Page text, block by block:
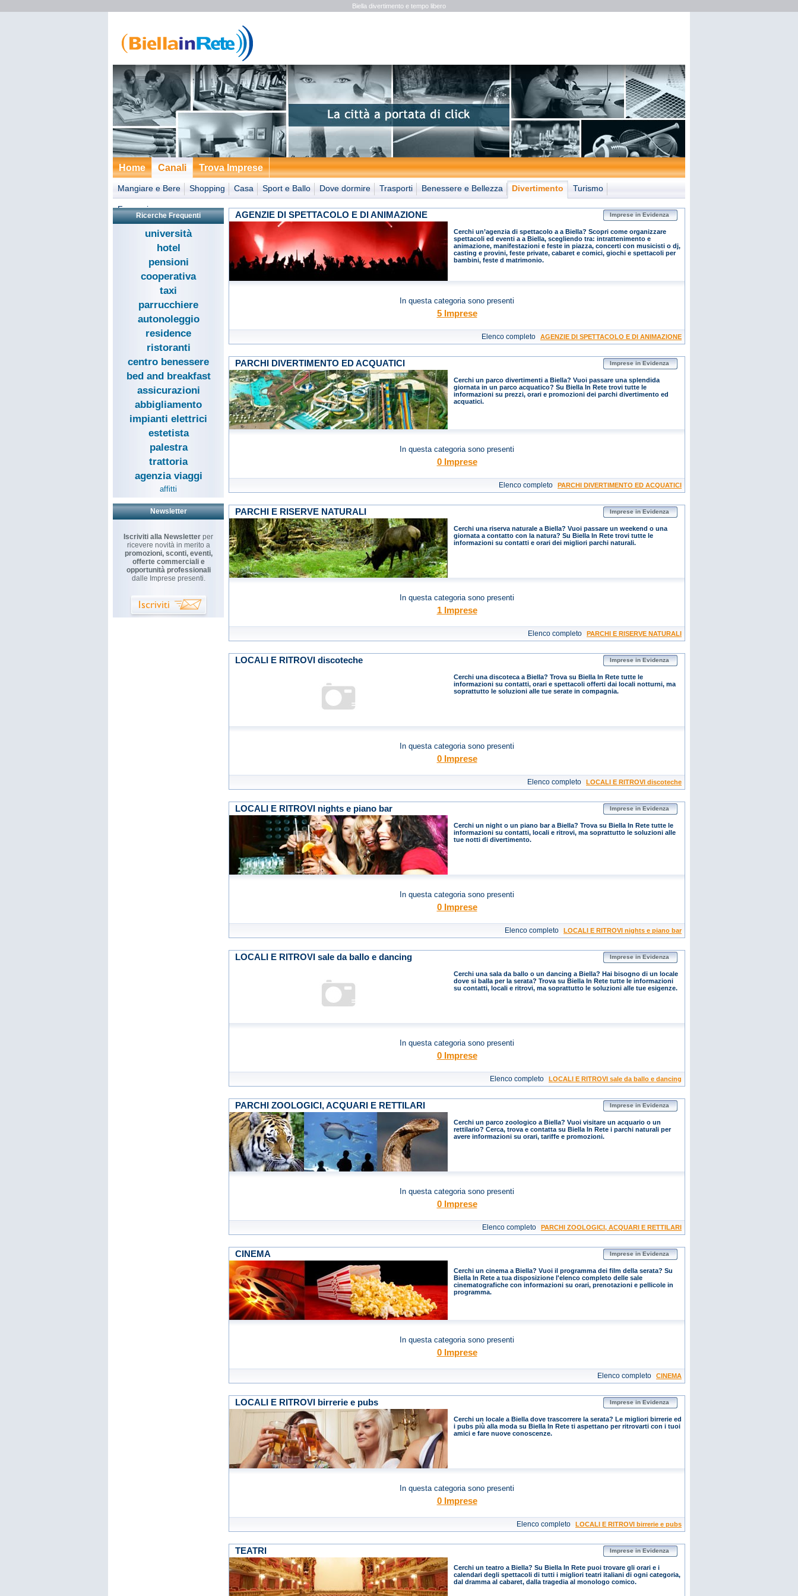
Biella divertimento e tempo libero
Home Canali Trova Imprese
Mangiare e Bere Shopping Casa Sport e Ballo Dove dormire Trasporti Benessere e Bellezza Divertimento Turismo
Formazione
Ricerche Frequenti
università
hotel
pensioni
cooperativa
taxi
parrucchiere
autonoleggio
residence
ristoranti
centro benessere
bed and breakfast
assicurazioni
abbigliamento
impianti elettrici
estetista
palestra
trattoria
agenzia viaggi
affitti
Newsletter
Iscriviti alla Newsletter per
ricevere novità in merito a
promozioni, sconti, eventi,
offerte commerciali e
opportunità professionali
dalle Imprese presenti.
AGENZIE DI SPETTACOLO E DI ANIMAZIONE Imprese in Evidenza
Cerchi un’agenzia di spettacolo a a Biella? Scopri come organizzare
spettacoli ed eventi a a Biella, scegliendo tra: intrattenimento e
animazione, manifestazioni e feste in piazza, concerti con musicisti o dj,
casting e provini, feste private, cabaret e comici, giochi e spettacoli per
bambini, feste d matrimonio.
In questa categoria sono presenti
5 Imprese
Elenco completo AGENZIE DI SPETTACOLO E DI ANIMAZIONE
PARCHI DIVERTIMENTO ED ACQUATICI Imprese in Evidenza
Cerchi un parco divertimenti a Biella? Vuoi passare una splendida
giornata in un parco acquatico? Su Biella In Rete trovi tutte le
informazioni su prezzi, orari e promozioni dei parchi divertimento ed
acquatici.
In questa categoria sono presenti
0 Imprese
Elenco completo PARCHI DIVERTIMENTO ED ACQUATICI
PARCHI E RISERVE NATURALI Imprese in Evidenza
Cerchi una riserva naturale a Biella? Vuoi passare un weekend o una
giornata a contatto con la natura? Su Biella In Rete trovi tutte le
informazioni su contatti e orari dei migliori parchi naturali.
In questa categoria sono presenti
1 Imprese
Elenco completo PARCHI E RISERVE NATURALI
LOCALI E RITROVI discoteche Imprese in Evidenza
Cerchi una discoteca a Biella? Trova su Biella In Rete tutte le
informazioni su contatti, orari e spettacoli offerti dai locali notturni, ma
soprattutto le soluzioni alle tue serate in compagnia.
In questa categoria sono presenti
0 Imprese
Elenco completo LOCALI E RITROVI discoteche
LOCALI E RITROVI nights e piano bar Imprese in Evidenza
Cerchi un night o un piano bar a Biella? Trova su Biella In Rete tutte le
informazioni su contatti, locali e ritrovi, ma soprattutto le soluzioni alle
tue notti di divertimento.
In questa categoria sono presenti
0 Imprese
Elenco completo LOCALI E RITROVI nights e piano bar
LOCALI E RITROVI sale da ballo e dancing Imprese in Evidenza
Cerchi una sala da ballo o un dancing a Biella? Hai bisogno di un locale
dove si balla per la serata? Trova su Biella In Rete tutte le informazioni
su contatti, locali e ritrovi, ma soprattutto le soluzioni alle tue esigenze.
In questa categoria sono presenti
0 Imprese
Elenco completo LOCALI E RITROVI sale da ballo e dancing
PARCHI ZOOLOGICI, ACQUARI E RETTILARI Imprese in Evidenza
Cerchi un parco zoologico a Biella? Vuoi visitare un acquario o un
rettilario? Cerca, trova e contatta su Biella In Rete i parchi naturali per
avere informazioni su orari, tariffe e promozioni.
In questa categoria sono presenti
0 Imprese
Elenco completo PARCHI ZOOLOGICI, ACQUARI E RETTILARI
CINEMA Imprese in Evidenza
Cerchi un cinema a Biella? Vuoi il programma dei film della serata? Su
Biella In Rete a tua disposizione l'elenco completo delle sale
cinematografiche con informazioni su orari, prenotazioni e pellicole in
programma.
In questa categoria sono presenti
0 Imprese
Elenco completo CINEMA
LOCALI E RITROVI birrerie e pubs Imprese in Evidenza
Cerchi un locale a Biella dove trascorrere la serata? Le migliori birrerie ed
i pubs più alla moda su Biella In Rete ti aspettano per ritrovarti con i tuoi
amici e fare nuove conoscenze.
In questa categoria sono presenti
0 Imprese
Elenco completo LOCALI E RITROVI birrerie e pubs
TEATRI Imprese in Evidenza
Cerchi un teatro a Biella? Su Biella In Rete puoi trovare gli orari e i
calendari degli spettacoli di tutti i migliori teatri italiani di ogni categoria,
dal dramma al cabaret, dalla tragedia al monologo comico.